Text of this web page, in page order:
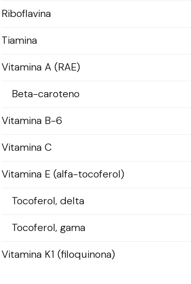
Riboflavina
Tiamina
Vitamina A (RAE)
Beta-caroteno
Vitamina B-6
Vitamina C
Vitamina E (alfa-tocoferol)
Tocoferol, delta
Tocoferol, gama
Vitamina K1 (filoquinona)